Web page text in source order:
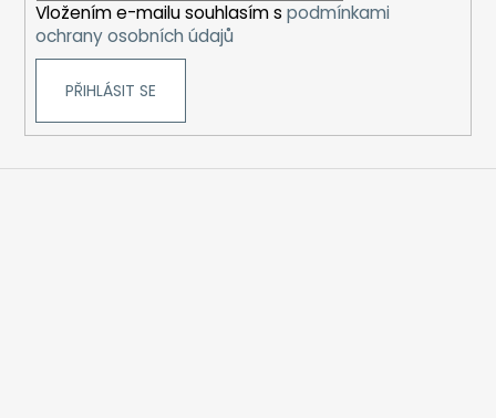
Vložením e-mailu souhlasím s podmínkami
ochrany osobních údajů
PŘIHLÁSIT SE